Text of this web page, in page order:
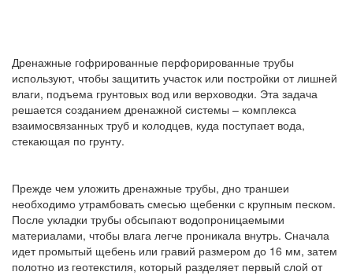
Дренажные гофрированные перфорированные трубы
используют, чтобы защитить участок или постройки от лишней
влаги, подъема грунтовых вод или верховодки. Эта задача
решается созданием дренажной системы – комплекса
взаимосвязанных труб и колодцев, куда поступает вода,
стекающая по грунту.
Прежде чем уложить дренажные трубы, дно траншеи
необходимо утрамбовать смесью щебенки с крупным песком.
После укладки трубы обсыпают водопроницаемыми
материалами, чтобы влага легче проникала внутрь. Сначала
идет промытый щебень или гравий размером до 16 мм, затем
полотно из геотекстиля, который разделяет первый слой от